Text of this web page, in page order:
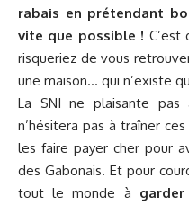
rabais en prétendant
vite que possible ! C’est
risqueriez de vous
une maison… qui n’existe
La SNI ne plaisante pas
n’hésitera pas à traîner
les faire payer cher pour
des Gabonais. Et pour
tout le monde à